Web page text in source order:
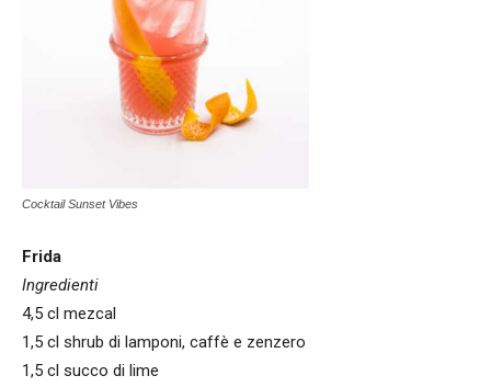
Cocktail Sunset Vibes
Frida
Ingredienti
4,5 cl mezcal
1,5 cl shrub di lamponi, caffè e zenzero
1,5 cl succo di lime